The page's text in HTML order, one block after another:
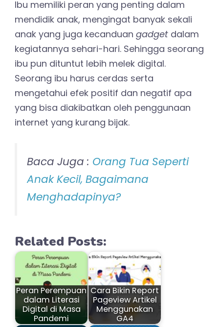
Ibu memiliki peran yang penting dalam
mendidik anak, mengingat banyak sekali
anak yang juga kecanduan gadget dalam
kegiatannya sehari-hari. Sehingga seorang
ibu pun dituntut lebih melek digital.
Seorang ibu harus cerdas serta
mengetahui efek positif dan negatif apa
yang bisa diakibatkan oleh penggunaan
internet yang kurang bijak.
Baca Juga : Orang Tua Seperti
Anak Kecil, Bagaimana
Menghadapinya?
Related Posts:
Peran Perempuan
dalam Literasi
Digital di Masa
Pandemi
Cara Bikin Report
Pageview Artikel
Menggunakan
GA4